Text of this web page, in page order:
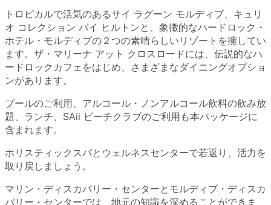
トロピカルで活気のあるサイ ラグーン モルディブ、キュリ
オ コレクション バイ ヒルトンと、象徴的なハードロック・
ホテル・モルディブの２つの素晴らしいリゾートを擁してい
ます。ザ・マリーナ アット クロスロードには、伝説的なハ
ードロックカフェをはじめ、さまざまなダイニングオプショ
ンがあります。
プールのご利用、アルコール・ノンアルコール飲料の飲み放
題、ランチ、SAii ビーチクラブのご利用も本パッケージに
含まれます。
ホリスティックスパとウェルネスセンターで若返り、活力を
取り戻しましょう。
マリン・ディスカバリー・センターとモルディブ・ディスカ
バリー・センターでは、地元の知識を深めることができま